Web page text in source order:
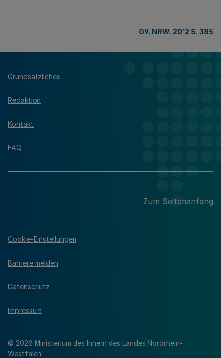
GV. NRW. 2012 S. 385
Grundsätzliches
Redaktion
Kontakt
FAQ
Zum Seitenanfang
© 2026 Ministerium des Innern des Landes Nordrhein-
Westfalen
Cookie-Einstellungen
Barriere melden
Datenschutz
Impressum